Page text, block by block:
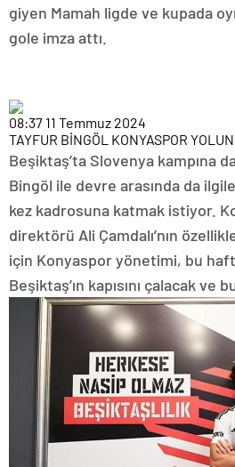
giyen Mamah ligde ve kupada
gole imza attı.
08:37 11 Temmuz 2024
TAYFUR BİNGÖL KONYASPOR
Beşiktaş’ta Slovenya kampına
Bingöl ile devre arasında da
kez kadrosuna katmak istiyor.
direktörü Ali Çamdalı’nın
için Konyaspor yönetimi, bu
Beşiktaş’ın kapısını çalacak